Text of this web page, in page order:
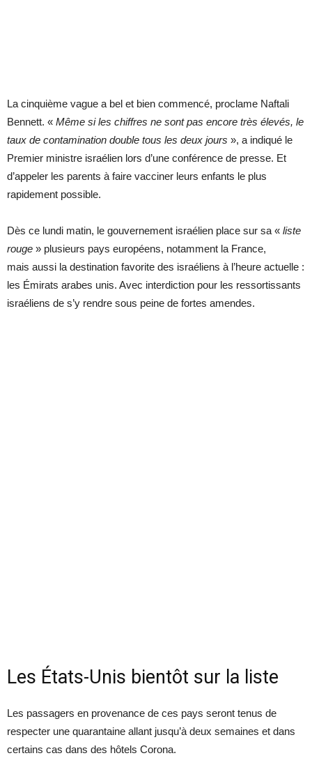
La cinquième vague a bel et bien commencé, proclame Naftali
Bennett. « Même si les chiffres ne sont pas encore très élevés, le
taux de contamination double tous les deux jours », a indiqué le
Premier ministre israélien lors d’une conférence de presse. Et
d’appeler les parents à faire vacciner leurs enfants le plus
rapidement possible.
Dès ce lundi matin, le gouvernement israélien place sur sa « liste
rouge » plusieurs pays européens, notamment la France,
mais aussi la destination favorite des israéliens à l’heure actuelle :
les Émirats arabes unis. Avec interdiction pour les ressortissants
israéliens de s’y rendre sous peine de fortes amendes.
Les États-Unis bientôt sur la liste
Les passagers en provenance de ces pays seront tenus de
respecter une quarantaine allant jusqu’à deux semaines et dans
certains cas dans des hôtels Corona.